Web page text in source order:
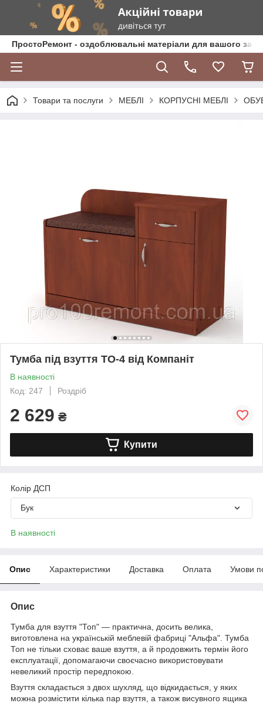
ПростоРемонт - оздоблювальні матеріали для вашого
Товари та послуги МЕБЛІ КОРПУСНІ МЕБЛІ
Тумба під взуття ТО-4 від Компаніт
В наявності
Код: 247
Роздріб
2 629 ₴
Купити
Колір ДСП
Бук
В наявності
Опис Характеристики Доставка Оплата Умови
Опис
Тумба для взуття "Топ" — практична, досить велика,
виготовлена на українській меблевій фабриці "Альфа". Тумба
Топ не тільки сховає ваше взуття, а й продовжить термін його
експлуатації, допомагаючи своєчасно використовувати
невеликий простір передпокою.
Взуття складається з двох шухляд, що відкидається, у яких
можна розмістити кілька пар взуття, а також висувного ящика